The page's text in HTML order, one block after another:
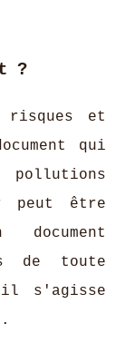
?
risques et
qui
pollutions
peut être
de toute
s'agisse